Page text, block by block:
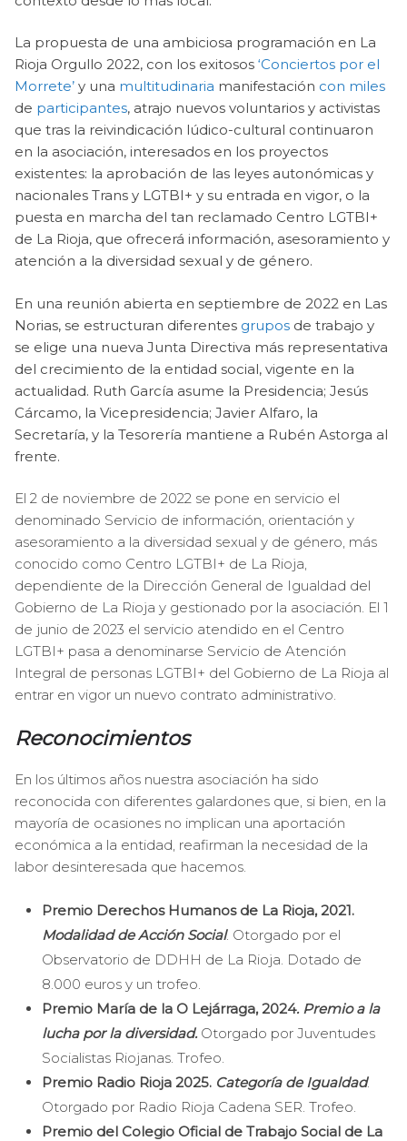
La propuesta de una ambiciosa programación en La
Rioja Orgullo 2022, con los exitosos ‘Conciertos por el
Morrete’ y una multitudinaria manifestación con miles
de participantes, atrajo nuevos voluntarios y activistas
que tras la reivindicación lúdico-cultural continuaron
en la asociación, interesados en los proyectos
existentes: la aprobación de las leyes autonómicas y
nacionales Trans y LGTBI+ y su entrada en vigor, o la
puesta en marcha del tan reclamado Centro LGTBI+
de La Rioja, que ofrecerá información, asesoramiento y
atención a la diversidad sexual y de género.
En una reunión abierta en septiembre de 2022 en Las
Norias, se estructuran diferentes grupos de trabajo y
se elige una nueva Junta Directiva más representativa
del crecimiento de la entidad social, vigente en la
actualidad. Ruth García asume la Presidencia; Jesús
Cárcamo, la Vicepresidencia; Javier Alfaro, la
Secretaría, y la Tesorería mantiene a Rubén Astorga al
frente.
El 2 de noviembre de 2022 se pone en servicio el
denominado Servicio de información, orientación y
asesoramiento a la diversidad sexual y de género, más
conocido como Centro LGTBI+ de La Rioja,
dependiente de la Dirección General de Igualdad del
Gobierno de La Rioja y gestionado por la asociación. El 1
de junio de 2023 el servicio atendido en el Centro
LGTBI+ pasa a denominarse Servicio de Atención
Integral de personas LGTBI+ del Gobierno de La Rioja al
entrar en vigor un nuevo contrato administrativo.
Reconocimientos
En los últimos años nuestra asociación ha sido
reconocida con diferentes galardones que, si bien, en la
mayoría de ocasiones no implican una aportación
económica a la entidad, reafirman la necesidad de la
labor desinteresada que hacemos.
Premio Derechos Humanos de La Rioja, 2021.
Modalidad de Acción Social. Otorgado por el
Observatorio de DDHH de La Rioja. Dotado de
8.000 euros y un trofeo.
Premio María de la O Lejárraga, 2024. Premio a la
lucha por la diversidad. Otorgado por Juventudes
Socialistas Riojanas. Trofeo.
Premio Radio Rioja 2025. Categoría de Igualdad.
Otorgado por Radio Rioja Cadena SER. Trofeo.
Premio del Colegio Oficial de Trabajo Social de La